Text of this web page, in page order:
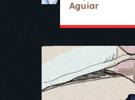
Aguiar